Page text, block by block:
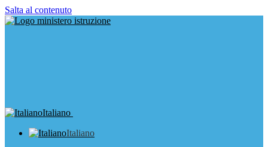
Salta al contenuto
Italiano
Italiano